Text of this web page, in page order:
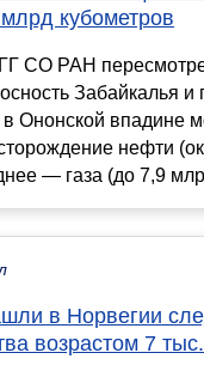
кубометров
СО РАН
Забайкалья и
в Ононской впадине
нефти
— газа (до 7,9
в Норвегии
возрастом 7